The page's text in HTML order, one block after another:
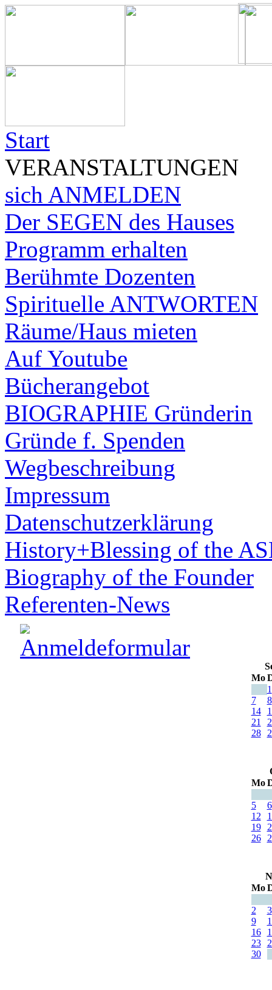
Start
VERANSTALTUNGEN
sich ANMELDEN
Der SEGEN des Hauses
Programm erhalten
Berühmte Dozenten
Spirituelle ANTWORTEN
Räume/Haus mieten
Auf Youtube
Bücherangebot
BIOGRAPHIE Gründerin
Gründe f. Spenden
Wegbeschreibung
Impressum
Datenschutzerklärung
History+Blessing of the
Biography of the Founder
Referenten-News
Mo
1
7
8
14
21
28
Mo
5
6
12
19
26
Mo
2
3
9
16
23
30